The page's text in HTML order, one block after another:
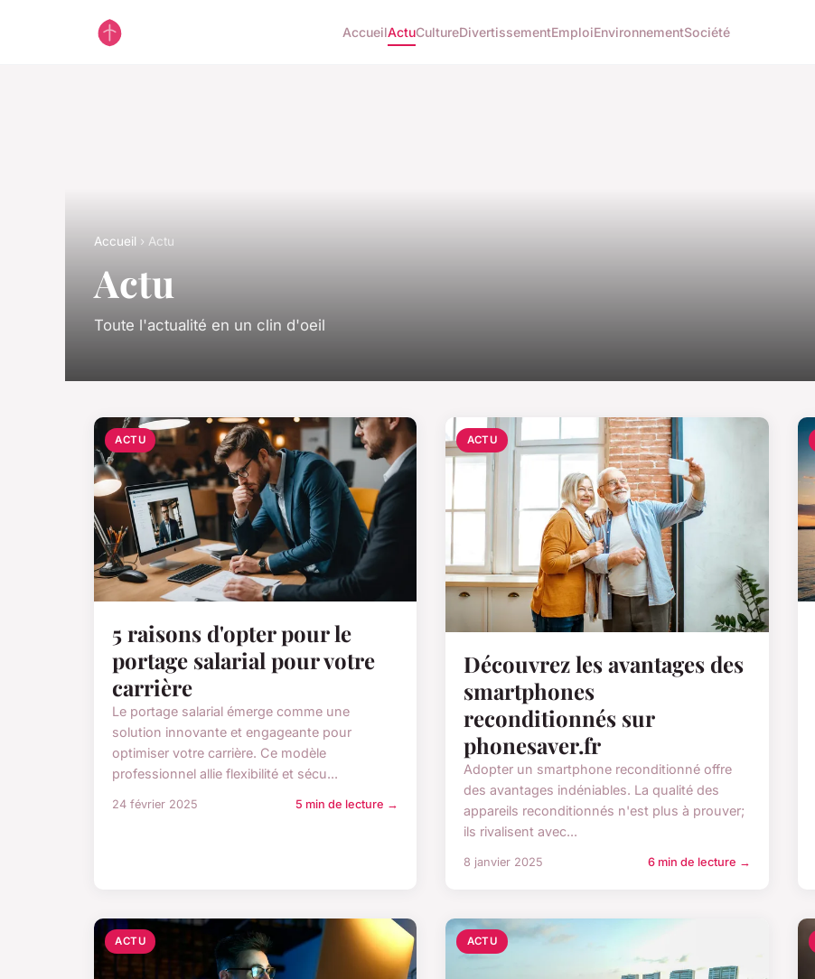
AccueilActuCultureDivertissementEmploiEnvironnementSociété
Accueil › Actu
Actu
Toute l'actualité en un clin d'oeil
ACTU
5 raisons d'opter pour le
portage salarial pour votre
carrière
Le portage salarial émerge comme une
solution innovante et engageante pour
optimiser votre carrière. Ce modèle
professionnel allie flexibilité et sécu...
24 février 2025 5 min de lecture →
ACTU
Découvrez les avantages des
smartphones
reconditionnés sur
phonesaver.fr
Adopter un smartphone reconditionné offre
des avantages indéniables. La qualité des
appareils reconditionnés n'est plus à prouver;
ils rivalisent avec...
8 janvier 2025 6 min de lecture →
ACTU ACTU